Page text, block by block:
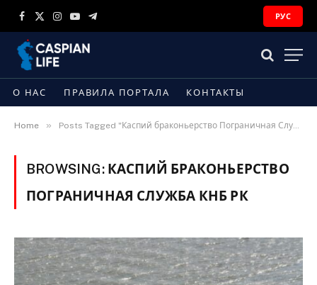
Facebook
X
Instagram
YouTubeTelegram
РУС
О НАС ПРАВИЛА ПОРТАЛА КОНТАКТЫ
Home » Posts Tagged "Каспий браконьерство Пограничная Служба КНБ РК"
BROWSING: КАСПИЙ БРАКОНЬЕРСТВО
ПОГРАНИЧНАЯ СЛУЖБА КНБ РК